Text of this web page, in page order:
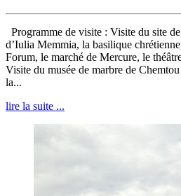
Programme de visite : Visite du site
d’Iulia Memmia, la basilique
Forum, le marché de Mercure, le
Visite du musée de marbre de
la...
lire la suite ...